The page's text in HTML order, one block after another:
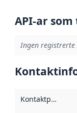
API-ar
Ingen
Kontaktpunkt